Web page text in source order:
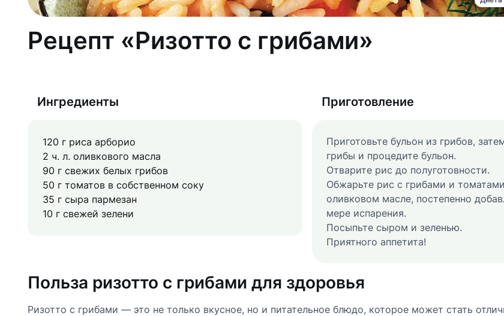
Рецепт «Ризотто с грибами»
Ингредиенты
120 г риса арборио
2 ч. л. оливкового масла
90 г свежих белых грибов
50 г томатов в собственном соку
35 г сыра пармезан
10 г свежей зелени
Приготовление
Приготовьте бульон из грибов,
грибы и процедите бульон.
Отварите рис до полуготовности.
Обжарьте рис с грибами и
оливковом масле, постепенно
мере испарения.
Посыпьте сыром и зеленью.
Приятного аппетита!
Польза ризотто с грибами для здоровья
Ризотто с грибами — это не только вкусное, но и питательное блюдо, которое может стать